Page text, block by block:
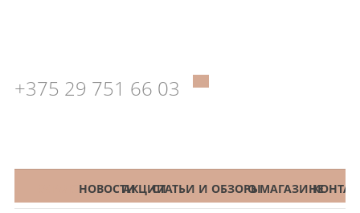
+375 29 751 66 03
КАТАЛОГНОВОСТИАКЦИИСТАТЬИ И ОБЗОРЫО МАГАЗИНЕ